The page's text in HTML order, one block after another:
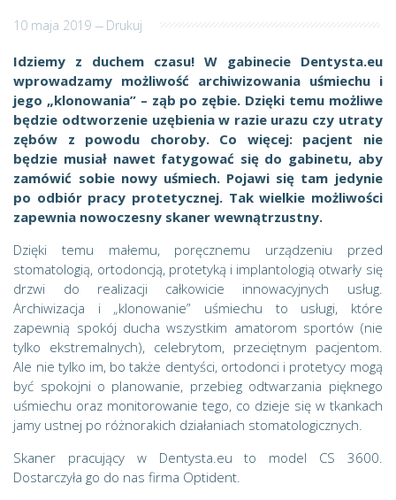
10 maja 2019--- Drukuj
Idziemy z duchem czasu! W gabinecie Dentysta.eu
wprowadzamy możliwość archiwizowania uśmiechu i
jego „klonowania” – ząb po zębie. Dzięki temu możliwe
będzie odtworzenie uzębienia w razie urazu czy utraty
zębów z powodu choroby. Co więcej: pacjent nie
będzie musiał nawet fatygować się do gabinetu, aby
zamówić sobie nowy uśmiech. Pojawi się tam jedynie
po odbiór pracy protetycznej. Tak wielkie możliwości
zapewnia nowoczesny skaner wewnątrzustny.
Dzięki temu małemu, poręcznemu urządzeniu przed
stomatologią, ortodoncją, protetyką i implantologią otwarły się
drzwi do realizacji całkowicie innowacyjnych usług.
Archiwizacja i „klonowanie” uśmiechu to usługi, które
zapewnią spokój ducha wszystkim amatorom sportów (nie
tylko ekstremalnych), celebrytom, przeciętnym pacjentom.
Ale nie tylko im, bo także dentyści, ortodonci i protetycy mogą
być spokojni o planowanie, przebieg odtwarzania pięknego
uśmiechu oraz monitorowanie tego, co dzieje się w tkankach
jamy ustnej po różnorakich działaniach stomatologicznych.
Skaner pracujący w Dentysta.eu to model CS 3600.
Dostarczyła go do nas firma Optident.